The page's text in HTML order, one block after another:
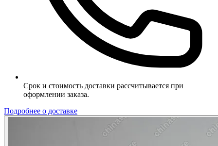
Срок и стоимость доставки рассчитывается при
оформлении заказа.
Подробнее о доставке